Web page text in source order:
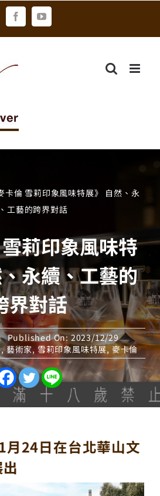
FacebookYouTube
卡倫 雪莉印象風味特展》 自然、永
工藝的跨界對話
莉印象風味特
永續、工藝的
界對話
Published On: 2023/12/29
,藝術家, 雪莉印象風味特展, 麥卡倫
月24日在台北華山文